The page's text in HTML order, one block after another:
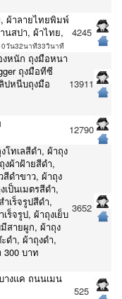
ผ้าลายไทยพิมพ์
นสปา, ผ้าไทย,
วัน32นาที33วินาที
4245
หนัก ถุงมือหนา
ถุงมือทีซี
ปหนีบถุงมือ
13911
12790
โทเลสีดำ, ผ้าถุง
ผ้าฝ้ายสีดำ,
สีดำขาว, ผ้าถุง
ป็นเมตรสีดำ,
เร็จรูปสีดำ,
ร็จรูป, ผ้าถุงเย็บ
สายผูก, ผ้าถุง
ดำ, ผ้าถุงดำ,
300 บาท
3652
งแค ถนนเมน
525